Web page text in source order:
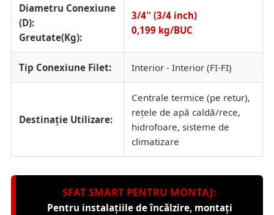
Diametru Conexiune
(D):
Greutate(Kg):
3/4'' (3/4 inch)
0,199 kg/BUC
Tip Conexiune Filet: Interior - Interior (FI-FI)
Destinație Utilizare:
Centrale termice (pe retur),
rețele de apă caldă/rece,
hidrofoare, sisteme de
climatizare
SFAT SMART PENTRU MONTAJ:
Pentru instalațiile de încălzire, montați